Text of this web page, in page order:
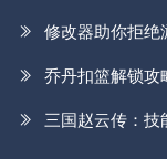
修改器助你拒绝
乔丹扣篮解锁攻
三国赵云传：技